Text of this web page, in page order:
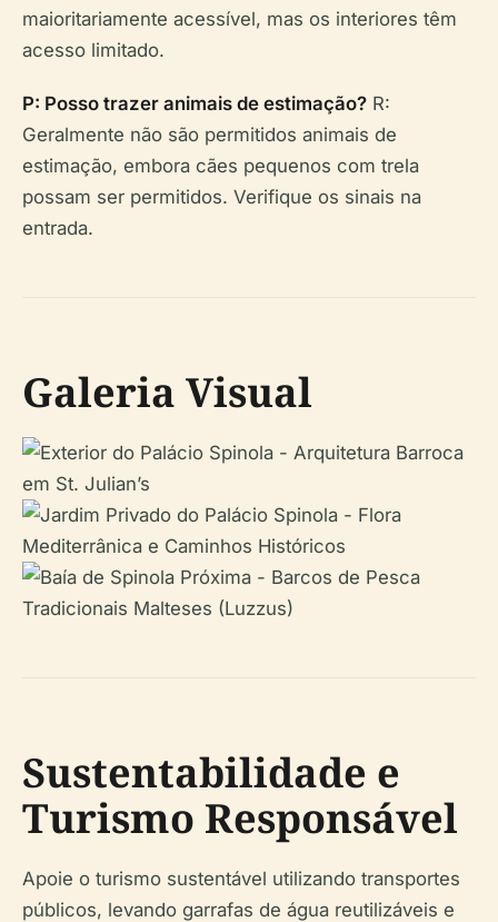
maioritariamente acessível, mas os interiores têm
acesso limitado.
P: Posso trazer animais de estimação? R:
Geralmente não são permitidos animais de
estimação, embora cães pequenos com trela
possam ser permitidos. Verifique os sinais na
entrada.
Galeria Visual
Sustentabilidade e
Turismo Responsável
Apoie o turismo sustentável utilizando transportes
públicos, levando garrafas de água reutilizáveis e